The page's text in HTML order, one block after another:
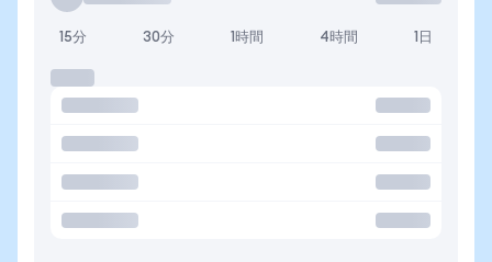
15分 30分 1時間 4時間 1日